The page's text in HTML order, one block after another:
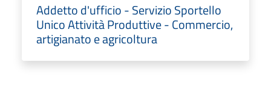
Addetto d'ufficio - Servizio Sportello
Unico Attività Produttive - Commercio,
artigianato e agricoltura